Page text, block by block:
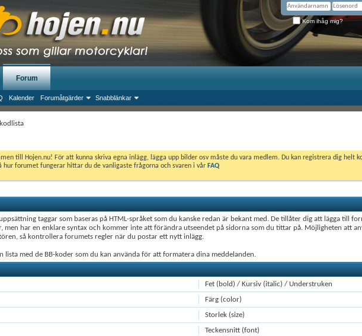
Kom ihåg mig?
Forum
Kalender Forumåtgärder Snabblänkar
till Hojen.nu! För att kunna skriva egna inlägg, lägga upp bilder osv måste du vara medlem. Du kan registrera dig helt
hur forumet fungerar hittar du de vanligaste frågorna och svaren i vår FAQ
taggar som baseras på HTML-språket som du kanske redan är bekant med. De tillåter dig att lägga till
men har en enklare syntax och kommer inte att förändra utseendet på sidorna som du tittar på. Möjligheten att
så kontrollera forumets regler när du postar ett nytt inlägg.
lista med de BB-koder som du kan använda för att formatera dina meddelanden.
Fet (bold) / Kursiv (italic) / Understruken
Färg (color)
Storlek (size)
Teckensnitt (font)